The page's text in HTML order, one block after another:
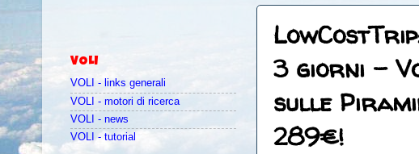
3 giorni -
sulle
289€!
VOLI
VOLI - links generali
VOLI - motori di ricerca
VOLI - news
VOLI - tutorial